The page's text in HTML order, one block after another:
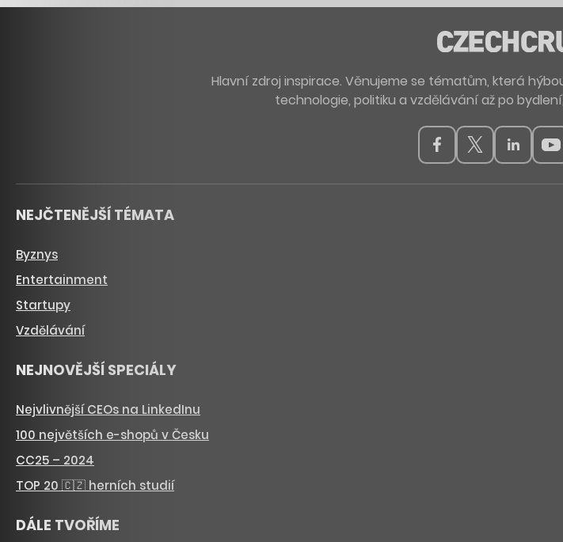
Hlavní zdroj inspirace. Věnujeme se tématům, která
technologie, politiku a vzdělávání až po
NEJČTENĚJŠÍ TÉMATA
Byznys
Entertainment
Startupy
Vzdělávání
NEJNOVĚJŠÍ SPECIÁLY
Nejvlivnější CEOs na LinkedInu
100 největších e-shopů v Česku
CC25 – 2024
TOP 20 🇨🇿 herních studií
DÁLE TVOŘÍME